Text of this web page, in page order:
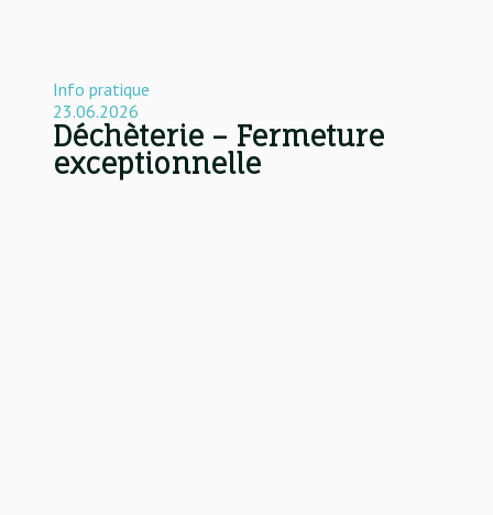
Info pratique
23.06.2026
Déchèterie – Fermeture
exceptionnelle